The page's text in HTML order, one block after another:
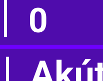
0